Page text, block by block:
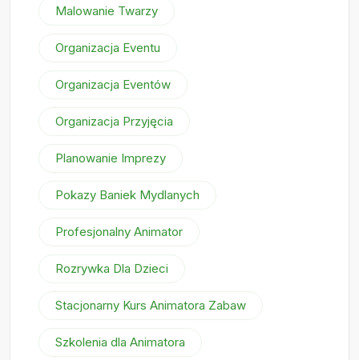
Malowanie Twarzy
Organizacja Eventu
Organizacja Eventów
Organizacja Przyjęcia
Planowanie Imprezy
Pokazy Baniek Mydlanych
Profesjonalny Animator
Rozrywka Dla Dzieci
Stacjonarny Kurs Animatora Zabaw
Szkolenia dla Animatora